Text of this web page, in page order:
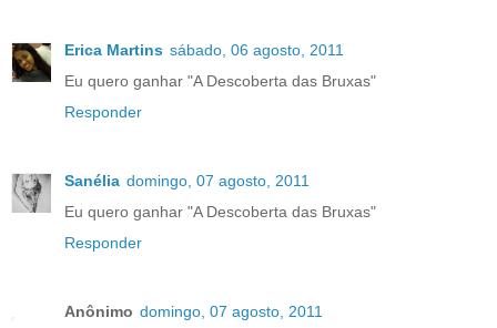
Erica Martins sábado, 06 agosto, 2011
Eu quero ganhar "A Descoberta das Bruxas"
Responder
Sanélia domingo, 07 agosto, 2011
Eu quero ganhar "A Descoberta das Bruxas"
Responder
Anônimo domingo, 07 agosto, 2011